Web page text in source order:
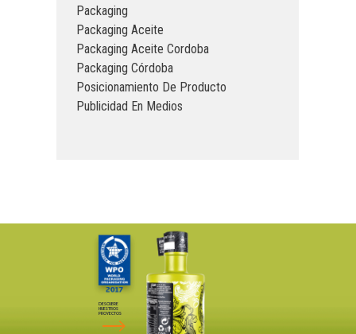
Packaging
Packaging Aceite
Packaging Aceite Cordoba
Packaging Córdoba
Posicionamiento De Producto
Publicidad En Medios
DESCUBRE
NUESTROS
PROYECTOS